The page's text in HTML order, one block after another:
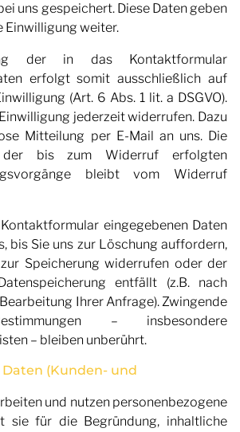
uns gespeichert. Diese Daten geben
Einwilligung weiter.
der in das Kontaktformular
erfolgt somit ausschließlich auf
(Art. 6 Abs. 1 lit. a DSGVO).
jederzeit widerrufen. Dazu
Mitteilung per E-Mail an uns. Die
der bis zum Widerruf erfolgten
bleibt vom Widerruf
eingegebenen Daten
bis Sie uns zur Löschung auffordern,
Speicherung widerrufen oder der
entfällt (z.B. nach
Ihrer Anfrage). Zwingende
– insbesondere
– bleiben unberührt.
(Kunden- und
und nutzen personenbezogene
sie für die Begründung, inhaltliche